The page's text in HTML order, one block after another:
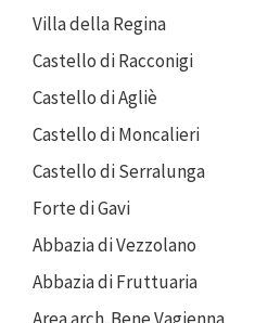
Villa della Regina
Castello di Racconigi
Castello di Agliè
Castello di Moncalieri
Castello di Serralunga
Forte di Gavi
Abbazia di Vezzolano
Abbazia di Fruttuaria